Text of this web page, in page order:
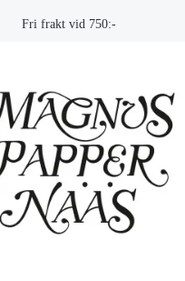
Fri frakt vid 750:-